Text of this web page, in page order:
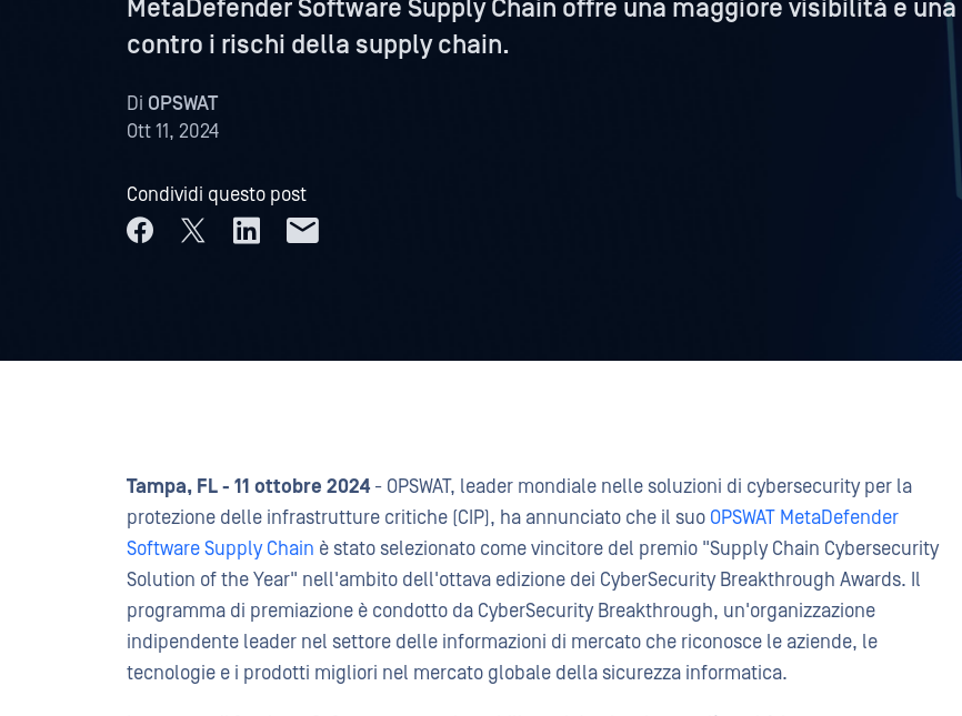
MetaDefender Software Supply Chain offre una maggiore visibilità e
contro i rischi della supply chain.
Di OPSWAT
Ott 11, 2024
Condividi questo post
Tampa, FL - 11 ottobre 2024- OPSWAT, leader mondiale nelle soluzioni di cybersecurity per la
protezione delle infrastrutture critiche (CIP), ha annunciato che il suo OPSWAT MetaDefender
Software Supply Chain è stato selezionato come vincitore del premio "Supply Chain Cybersecurity
Solution of the Year" nell'ambito dell'ottava edizione dei CyberSecurity Breakthrough Awards. Il
programma di premiazione è condotto da CyberSecurity Breakthrough, un'organizzazione
indipendente leader nel settore delle informazioni di mercato che riconosce le aziende, le
tecnologie e i prodotti migliori nel mercato globale della sicurezza informatica.